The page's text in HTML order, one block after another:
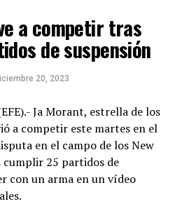
a competir tras
de suspensión
20, 2023
Ja Morant, estrella de los
a competir este martes en el
en el campo de los New
cumplir 25 partidos de
con un arma en un vídeo